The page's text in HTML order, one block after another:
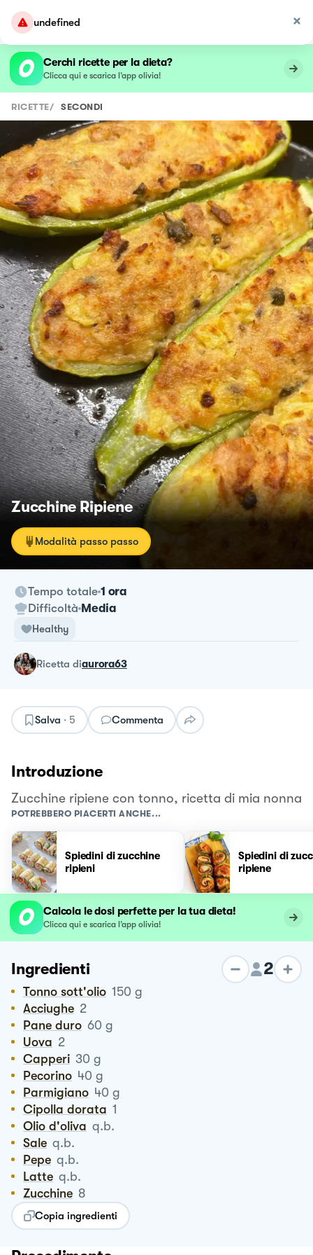
undefined
Cerchi ricette per la dieta?
Clicca qui e scarica l’app olivia!
RICETTE/ SECONDI
Zucchine Ripiene
Modalità passo passo
Tempo totale 1 ora
Difficoltà Media
Healthy
ricetta diaurora63
Salva · 5 Commenta
Introduzione
Zucchine ripiene con tonno, ricetta di mia nonna
POTREBBERO PIACERTI ANCHE...
Spiedini di zucchine
ripieni
Spiedini di
ripiene
Calcola le dosi perfette per la tua dieta!
Clicca qui e scarica l’app olivia!
Ingredienti 2
Tonno sott'olio 150 g
Acciughe 2
Pane duro 60 g
Uova 2
Capperi 30 g
Pecorino 40 g
Parmigiano 40 g
Cipolla dorata 1
Olio d'oliva q.b.
Sale q.b.
Pepe q.b.
Latte q.b.
Zucchine 8
Copia ingredienti